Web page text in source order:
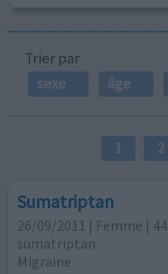
Trier par
sexe
âge
1 2
Sumatriptan
26/09/2011 | Femme | 44
sumatriptan
Migraine